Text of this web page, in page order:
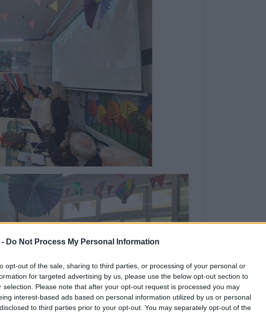
Do Not Process My Personal Information
opt-out of the sale, sharing to third parties, or processing of your personal or
for targeted advertising by us, please use the below opt-out section to
selection. Please note that after your opt-out request is processed you may
interest-based ads based on personal information utilized by us or personal
to third parties prior to your opt-out. You may separately opt-out of the